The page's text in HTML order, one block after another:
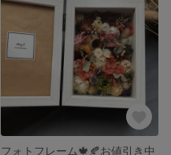
フォトフレーム🍁🍂お値引き中